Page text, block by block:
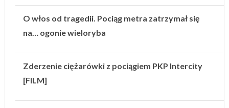
O włos od tragedii. Pociąg metra zatrzymał się
na… ogonie wieloryba
Zderzenie ciężarówki z pociągiem PKP Intercity
[FILM]